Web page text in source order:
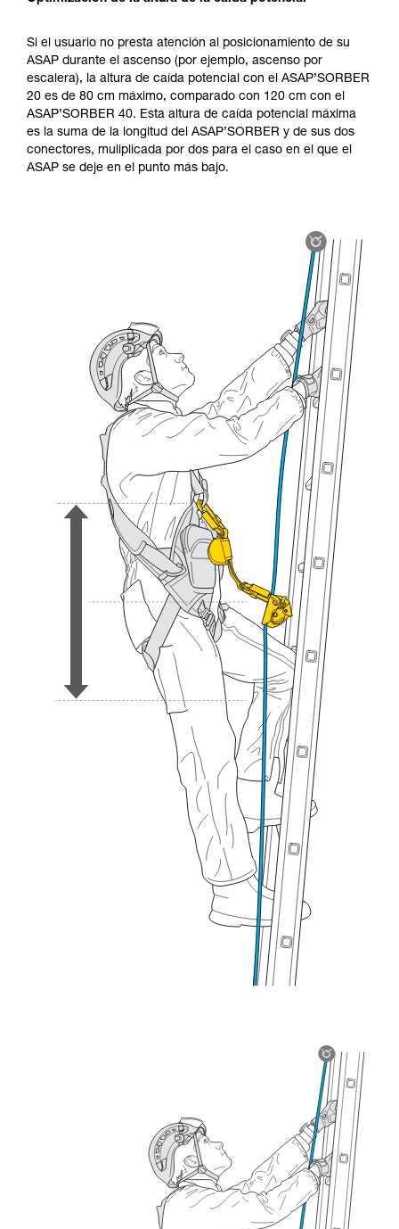
Si el usuario no presta atención al posicionamiento de su
ASAP durante el ascenso (por ejemplo, ascenso por
escalera), la altura de caída potencial con el ASAP’SORBER
20 es de 80 cm máximo, comparado con 120 cm con el
ASAP’SORBER 40. Esta altura de caída potencial máxima
es la suma de la longitud del ASAP’SORBER y de sus dos
conectores, muliplicada por dos para el caso en el que el
ASAP se deje en el punto más bajo.